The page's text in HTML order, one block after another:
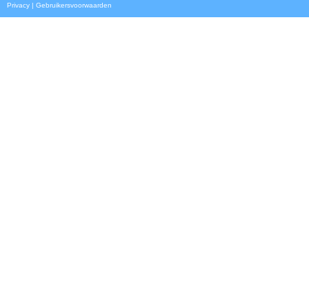
Privacy | Gebruikersvoorwaarden